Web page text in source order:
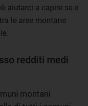
aiutarci a capire se e
le aree montane
redditi medi
montani